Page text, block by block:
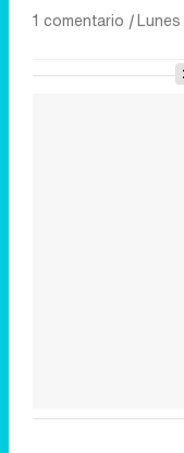
1 comentario |